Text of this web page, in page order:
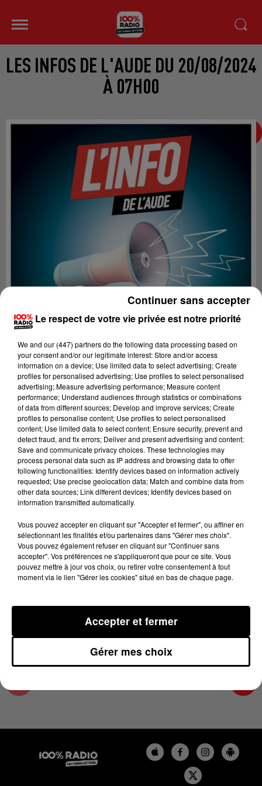
LES INFOS DE L'AUDE DU 20/08/2024
À 07H00
Lecture (4 min 23 sec)
100%
100% Radio les infos de l'Aude
20 août 2024 - 4 min 23 sec
LES INFOS DE L'AUDE DU 20/08/2024 À
07H00
Les infos de l'Aude
Le respect de votre vie privée est notre priorité
We and our (447) partnersdo the following data processing based on
your consent and/or our legitimate interest: Store and/or access
information on a device; Use limited data to select advertising; Create
profiles for personalised advertising; Use profiles to select personalised
advertising; Measure advertising performance; Measure content
performance; Understand audiences through statistics or combinations
of data from different sources; Develop and improve services; Create
profiles to personalise content; Use profiles to select personalised
content; Use limited data to select content; Ensure security, prevent and
detect fraud, and fix errors; Deliver and present advertising and content;
Save and communicate privacy choices. These technologies may
process personal data such as IP address and browsing data to offer
following functionalities: Identify devices based on information actively
requested; Use precise geolocation data; Match and combine data from
other data sources; Link different devices; Identify devices based on
information transmitted automatically.
Vous pouvez accepter en cliquant sur "Accepter et fermer", ou affiner en
sélectionnant les finalités et/ou partenaires dans "Gérer mes choix".
Vous pouvez également refuser en cliquant sur "Continuer sans
accepter". Vos préférences ne s'appliqueront que pour ce site. Vous
pouvez mettre à jour vos choix, ou retirer votre consentement à tout
moment via le lien "Gérer les cookies" situé en bas de chaque page.
Gérer mes choix
Accepter et fermer
Continuer sans accepter